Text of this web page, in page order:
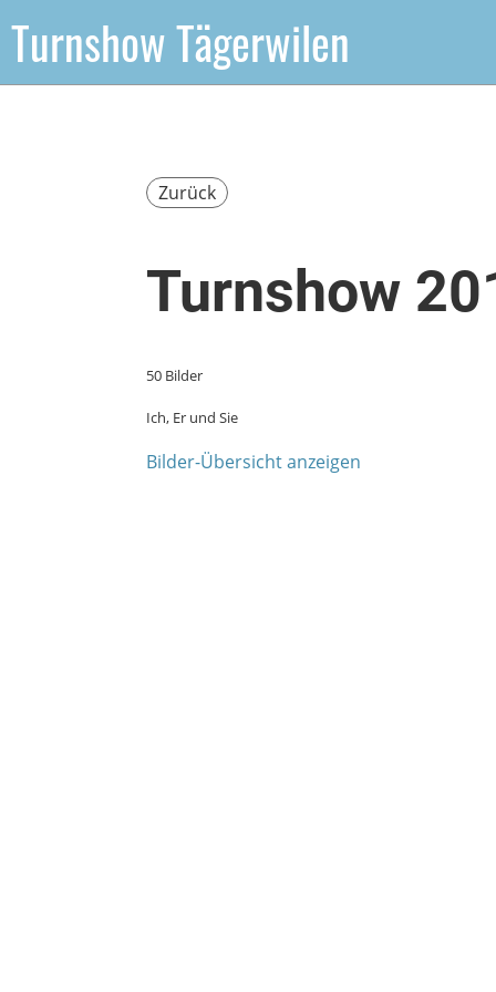
Turnshow Tägerwilen
Zurück
Turnshow
50 Bilder
Ich, Er und Sie
Bilder-Übersicht anzeigen